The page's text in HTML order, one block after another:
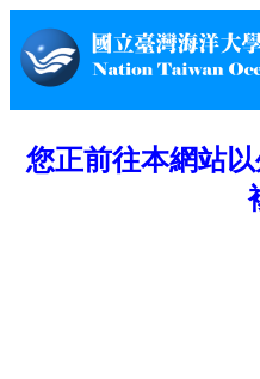
您正前往本網站